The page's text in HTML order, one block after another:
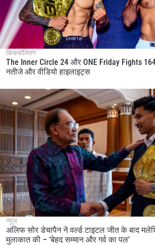
किकबॉक्सिंग
The Inner Circle 24 और ONE Friday Fights
नतीजे और वीडियो हाइलाइट्स
न्यूज़
अलिफ सोर डेचापैन ने वर्ल्ड टाइटल जीत के बाद
मुलाकात की – ‘बेहद सम्मान और गर्व का पल’